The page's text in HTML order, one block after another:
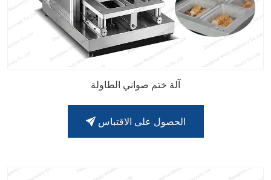
آلة ختم صواني الطاولة
الحصول على الاقتباس